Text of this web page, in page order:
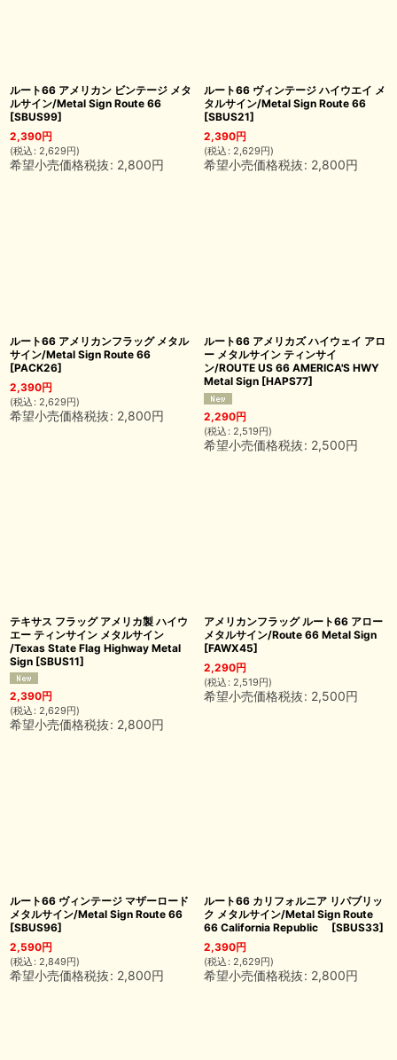
ルート66 アメリカン ビンテージ メタ
ルサイン/Metal Sign Route 66
[SBUS99]
2,390円
(税込 : 2,629円)
希望小売価格税抜: 2,800円
ルート66 ヴィンテージ ハイウエイ メ
タルサイン/Metal Sign Route 66
[SBUS21]
2,390円
(税込 : 2,629円)
希望小売価格税抜: 2,800円
ルート66 アメリカンフラッグ メタル
サイン/Metal Sign Route 66
[PACK26]
2,390円
(税込 : 2,629円)
希望小売価格税抜: 2,800円
ルート66 アメリカズ ハイウェイ アロ
ー メタルサイン ティンサイ
ン/ROUTE US 66 AMERICA'S HWY
Metal Sign [HAPS77]
2,290円
(税込 : 2,519円)
希望小売価格税抜: 2,500円
テキサス フラッグ アメリカ製 ハイウ
エー ティンサイン メタルサイン
/Texas State Flag Highway Metal
Sign [SBUS11]
2,390円
(税込 : 2,629円)
希望小売価格税抜: 2,800円
アメリカンフラッグ ルート66 アロー
メタルサイン/Route 66 Metal Sign
[FAWX45]
2,290円
(税込 : 2,519円)
希望小売価格税抜: 2,500円
ルート66 ヴィンテージ マザーロード
メタルサイン/Metal Sign Route 66
[SBUS96]
2,590円
(税込 : 2,849円)
希望小売価格税抜: 2,800円
ルート66 カリフォルニア リパブリッ
ク メタルサイン/Metal Sign Route
66 California Republic [SBUS33]
2,390円
(税込 : 2,629円)
希望小売価格税抜: 2,800円